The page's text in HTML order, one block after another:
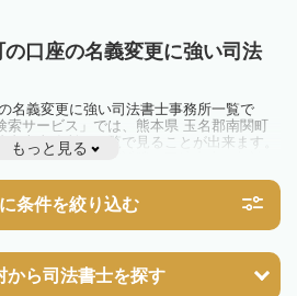
口座の名義変更に強い司法
名義変更に強い司法書士事務所一覧で
索サービス」では、熊本県 玉名郡南関町
士事務所を一覧で見ることが出来ます。
えている方は一度近隣の司法書士に相談し
もっと見る
条件を絞り込む
から司法書士を探す